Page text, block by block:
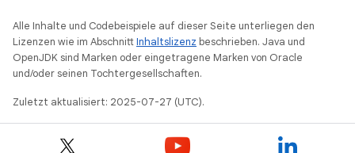
Alle Inhalte und Codebeispiele auf dieser Seite unterliegen den
Lizenzen wie im AbschnittInhaltslizenz beschrieben. Java und
OpenJDK sind Marken oder eingetragene Marken von Oracle
und/oder seinen Tochtergesellschaften.
Zuletzt aktualisiert: 2025-07-27 (UTC).